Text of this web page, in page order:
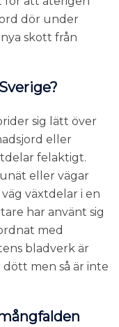
dör under
skott från
sig lätt över
eller
felaktigt.
eller vägar
växtdelar i en
har använt sig
med
bladverk är
men så är inte